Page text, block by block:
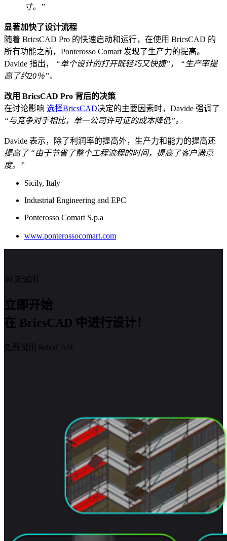
寸。”
显著加快了设计流程
随着 BricsCAD Pro 的快速启动和运行，在使用 BricsCAD 的
所有功能之前，Ponterosso Comart 发现了生产力的提高。
Davide 指出，
“单个设计的打开既轻巧又快捷”，
“生产率提
高了约20％”。
改用 BricsCAD Pro 背后的决策
在讨论影响 选择BricsCAD决定的主要因素时，Davide 强调了
“与竞争对手相比，单一公司许可证的成本降低”。
Davide 表示，除了利润率的提高外，生产力和能力的提高还
提高了 “由于节省了整个工程流程的时间，提高了客户满意
度。”
Sicily, Italy
Industrial Engineering and EPC
Ponterosso Comart S.p.a
www.ponterossocomart.com
30 天试用
立即开始
在 BricsCAD 中进行设计！
免费试用 BricsCAD